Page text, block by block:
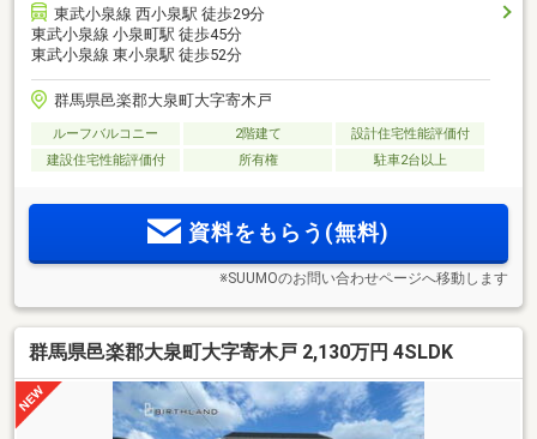
東武小泉線 西小泉駅 徒歩29分
東武小泉線 小泉町駅 徒歩45分
東武小泉線 東小泉駅 徒歩52分
群馬県邑楽郡大泉町大字寄木戸
ルーフバルコニー 2階建て
設計住宅性能評価付
建設住宅性能評価付
所有権 駐車2台以上
資料をもらう(無料)
※SUUMOのお問い合わせページへ移動します
群馬県邑楽郡大泉町大字寄木戸 2,130万円 4SLDK